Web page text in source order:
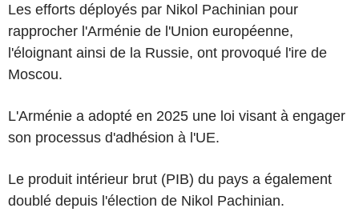
Les efforts déployés par Nikol Pachinian pour
rapprocher l'Arménie de l'Union européenne,
l'éloignant ainsi de la Russie, ont provoqué l'ire de
Moscou.
L'Arménie a adopté en 2025 une loi visant à engager
son processus d'adhésion à l'UE.
Le produit intérieur brut (PIB) du pays a également
doublé depuis l'élection de Nikol Pachinian.